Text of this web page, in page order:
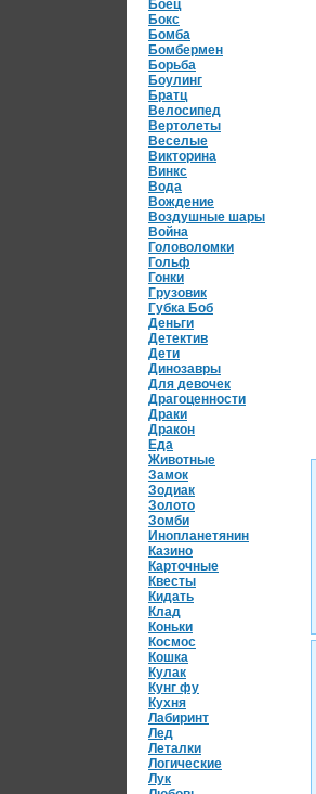
Боец
Бокс
Бомба
Бомбермен
Борьба
Боулинг
Братц
Велосипед
Вертолеты
Веселые
Викторина
Винкс
Вода
Вождение
Воздушные шары
Война
Головоломки
Гольф
Гонки
Грузовик
Губка Боб
Деньги
Детектив
Дети
Динозавры
Для девочек
Драгоценности
Драки
Дракон
Еда
Животные
Замок
Зодиак
Золото
Зомби
Инопланетянин
Казино
Карточные
Квесты
Кидать
Клад
Коньки
Космос
Кошка
Кулак
Кунг фу
Кухня
Лабиринт
Лед
Леталки
Логические
Лук